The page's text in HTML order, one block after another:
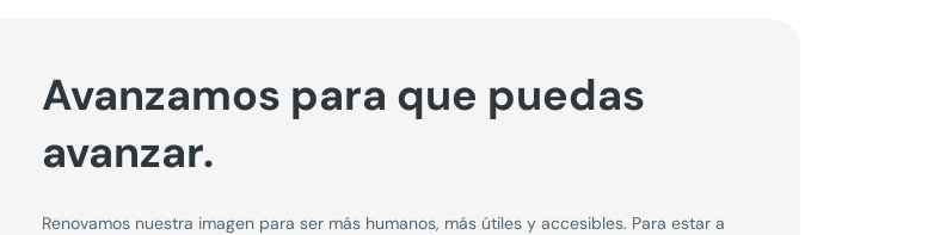
Avanzamos para que puedas
avanzar.
Renovamos nuestra imagen para ser más humanos, más útiles y accesibles. Para estar a